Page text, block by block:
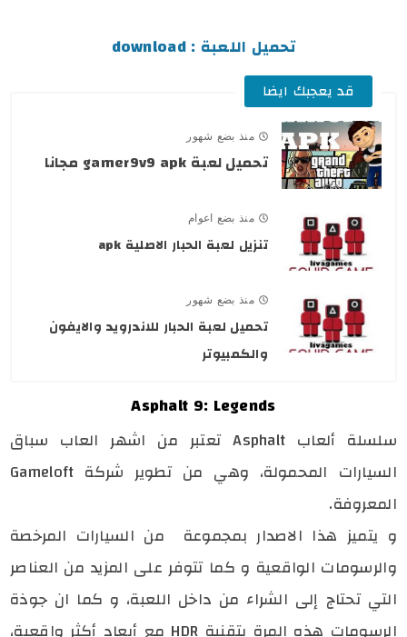
تحميل اللعبة : download
قد يعجبك ايضا
منذ بضع شهور
تحميل لعبة gamer9v9 apk مجانا
منذ بضع اعوام
تنزيل لعبة الحبار الاصلية apk
منذ بضع شهور
تحميل لعبة الحبار للاندرويد والايفون
والكمبيوتر
Asphalt 9: Legends
سلسلة ألعاب Asphalt تعتبر من اشهر العاب سباق
السيارات المحمولة، وهي من تطوير شركة Gameloft
المعروفة.
و يتميز هذا الاصدار بمجموعة من السيارات المرخصة
والرسومات الواقعية و كما تتوفر على المزيد من العناصر
التي تحتاج إلى الشراء من داخل اللعبة، و كما ان جوذة
الرسومات هذه المرة بتقنية HDR مع أبعاد أكثر واقعية،